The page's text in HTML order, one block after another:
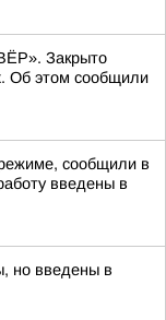
Закрыто
Об этом сообщили
сообщили в
введены в
но введены в